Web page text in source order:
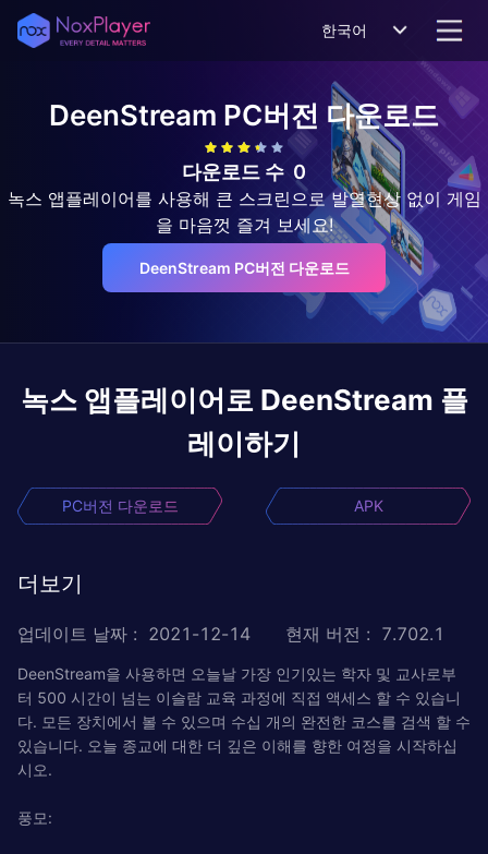
한국어
DeenStream PC버전 다운로드
다운로드 수 0
녹스 앱플레이어를 사용해 큰 스크린으로 발열현상 없이 게임
을 마음껏 즐겨 보세요!
DeenStream PC버전 다운로드
녹스 앱플레이어로 DeenStream 플
레이하기
PC버전 다운로드 APK
더보기
업데이트 날짜 : 2021-12-14 현재 버전 : 7.702.1
DeenStream을 사용하면 오늘날 가장 인기있는 학자 및 교사로부
터 500 시간이 넘는 이슬람 교육 과정에 직접 액세스 할 수 있습니
다. 모든 장치에서 볼 수 있으며 수십 개의 완전한 코스를 검색 할 수
있습니다. 오늘 종교에 대한 더 깊은 이해를 향한 여정을 시작하십
시오.
풍모: